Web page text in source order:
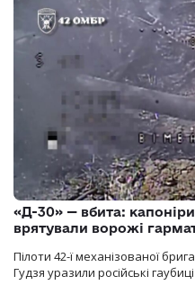
«Д-30» — вбита:
врятували ворожі
Пілоти 42-ї механізованої
Гудзя уразили російські